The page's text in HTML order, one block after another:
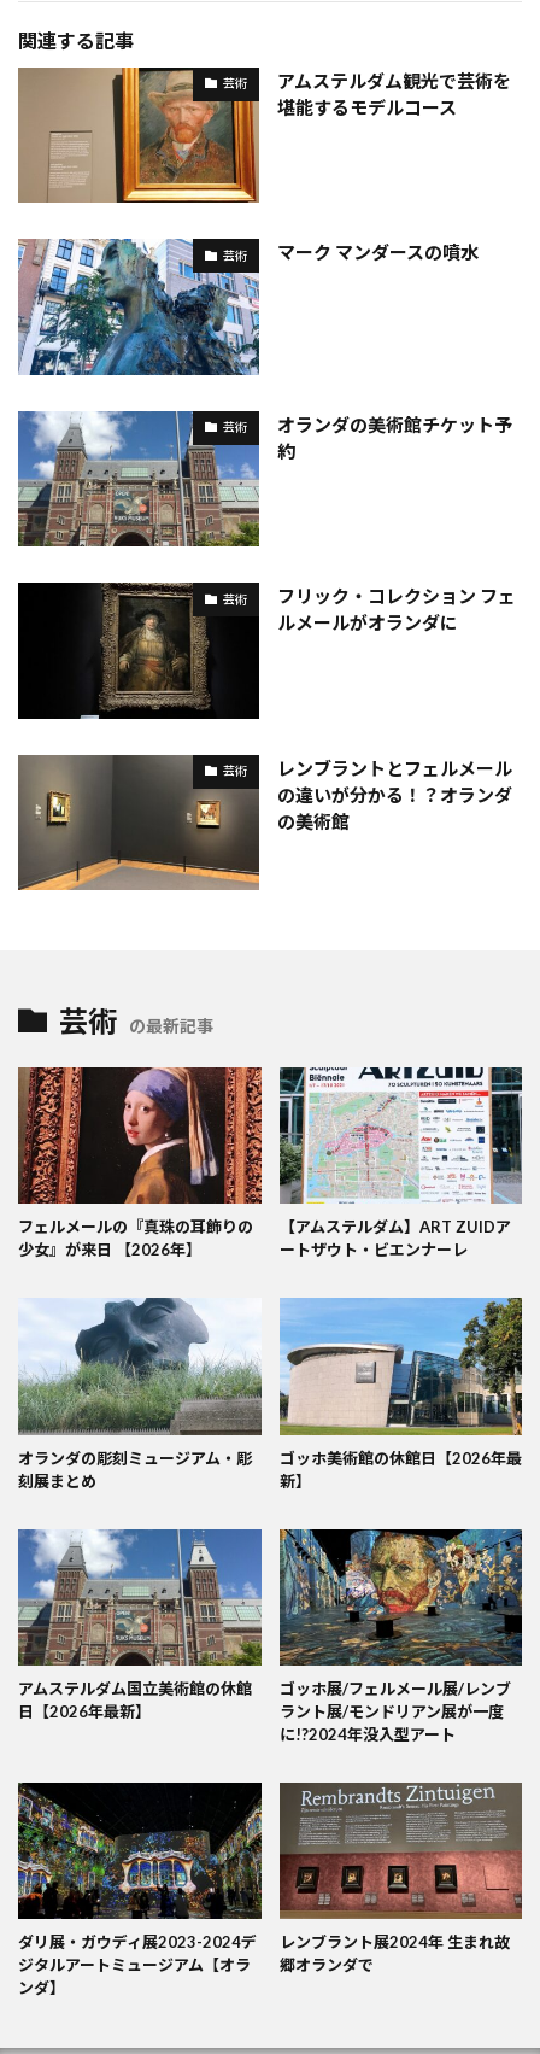
関連する記事
芸術
アムステルダム観光で芸術を
堪能するモデルコース
芸術 マーク マンダースの噴水
芸術
オランダの美術館チケット予
約
芸術
フリック・コレクション フェ
ルメールがオランダに
芸術
レンブラントとフェルメール
の違いが分かる！？オランダ
の美術館
芸術 の最新記事
フェルメールの『真珠の耳飾りの
少女』が来日 【2026年】
【アムステルダム】ART ZUIDア
ートザウト・ビエンナーレ
オランダの彫刻ミュージアム・彫
刻展まとめ
ゴッホ美術館の休館日【2026年最
新】
アムステルダム国立美術館の休館
日【2026年最新】
ゴッホ展/フェルメール展/レンブ
ラント展/モンドリアン展が一度
に!?2024年没入型アート
ダリ展・ガウディ展2023-2024デ
ジタルアートミュージアム【オラ
ンダ】
レンブラント展2024年 生まれ故
郷オランダで